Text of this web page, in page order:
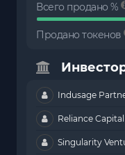
Всего продано %
Продано токенов
Indusage
Reliance Capital
Singularity